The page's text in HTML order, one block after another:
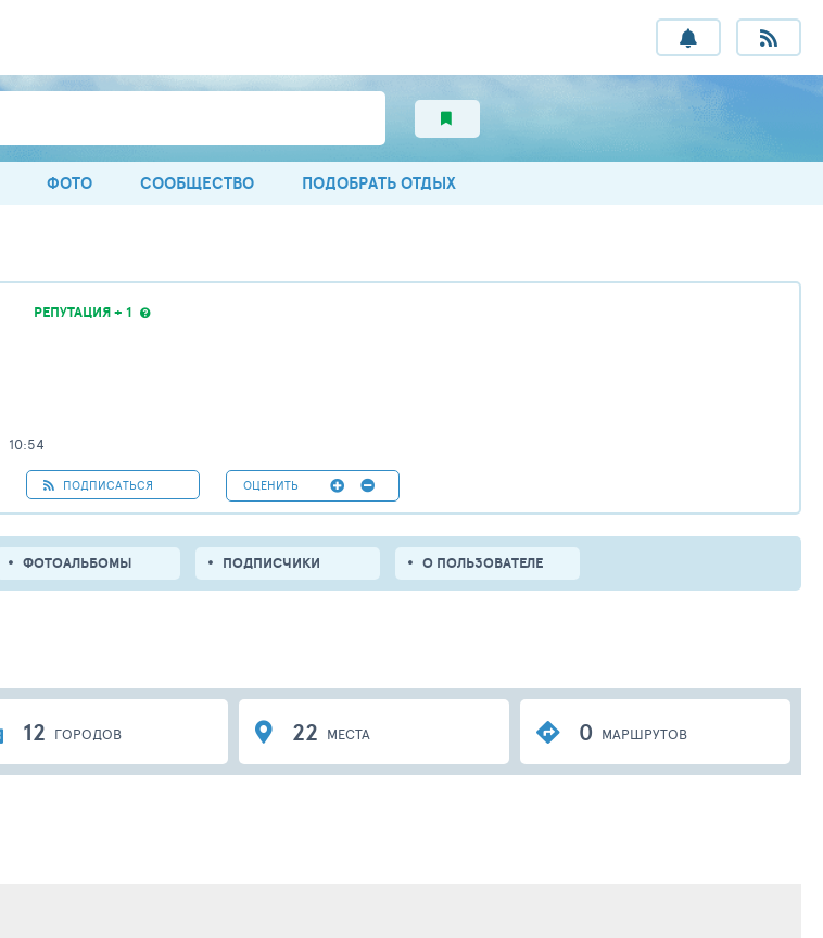
ФОТО СООБЩЕСТВО ПОДОБРАТЬ ОТДЫХ
РЕПУТАЦИЯ + 1
10:54
ПОДПИСАТЬСЯ ОЦЕНИТЬ
ФОТОАЛЬБОМЫ ПОДПИСЧИКИ О ПОЛЬЗОВАТЕЛЕ
12 ГОРОДОВ 22 МЕСТА 0 МАРШРУТОВ